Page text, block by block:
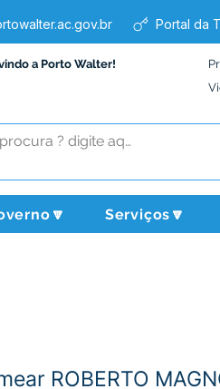
Portal da
a Porto Walter!
Serviços🔽
ROBERTO